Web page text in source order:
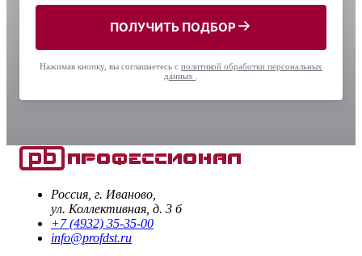
ПОЛУЧИТЬ ПОДБОР
Нажимая кнопку, вы соглашаетесь с политикой обработки персональных
данных
Россия, г. Иваново,
ул. Коллективная, д. 3 б
+7 (4932) 35-35-00
info@profdst.ru